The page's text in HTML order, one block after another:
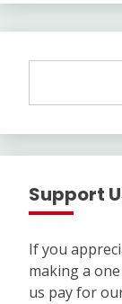
Support
If you
making a
us pay for